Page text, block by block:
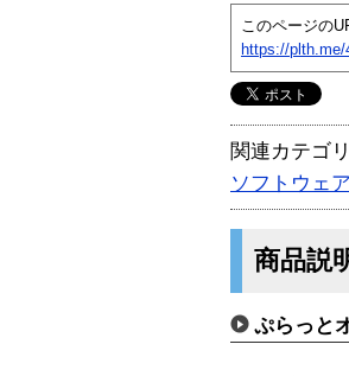
このページの
https://plth.me/
関連カテゴリ
ソフトウェア
商品説
ぷらっと